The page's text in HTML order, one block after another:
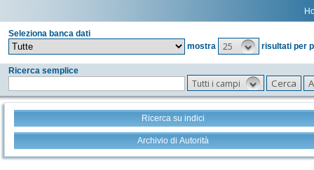
Seleziona banca dati
mostra
25 risultati per
Ricerca semplice
Tutti i campi
Ricerca su indici
Archivio di Autorità